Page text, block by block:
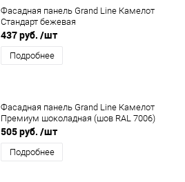
Фасадная панель Grand Line Камелот
Стандарт бежевая
437 руб. /шт
Подробнее
Фасадная панель Grand Line Камелот
Премиум шоколадная (шов RAL 7006)
505 руб. /шт
Подробнее